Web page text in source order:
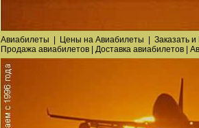
Авиабилеты Цены на Авиабилеты Заказатьи
Продажа авиабилетов| Доставка авиабилетов|